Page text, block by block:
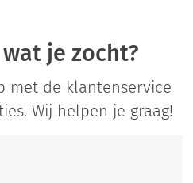
je zocht?
met de klantenservice
Wij helpen je graag!